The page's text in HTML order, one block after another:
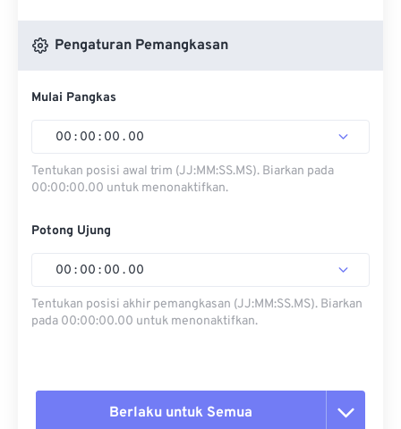
Pengaturan Pemangkasan
Mulai Pangkas
00 : 00 : 00 . 00
Tentukan posisi awal trim (JJ:MM:SS.MS). Biarkan pada
00:00:00.00 untuk menonaktifkan.
Potong Ujung
00 : 00 : 00 . 00
Tentukan posisi akhir pemangkasan (JJ:MM:SS.MS). Biarkan
pada 00:00:00.00 untuk menonaktifkan.
Berlaku untuk Semua